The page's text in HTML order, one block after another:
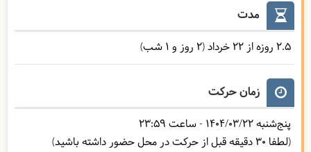
مدت
2.5 روزه از 22 خرداد (2 روز و 1 شب)
زمان حرکت
پنج‌شنبه1404/03/22 - ساعت 23:59
(لطفا 30 دقیقه قبل از حرکت در محل حضور داشته باشید)